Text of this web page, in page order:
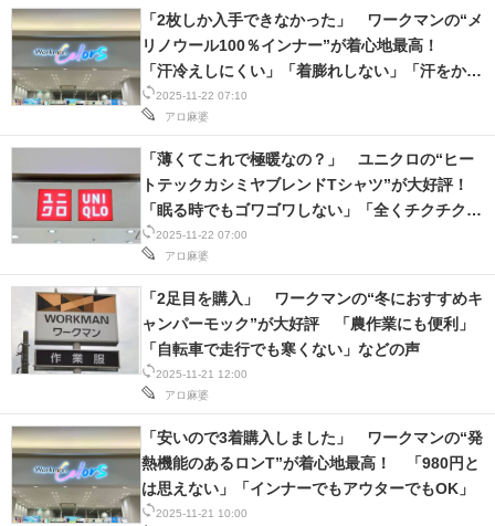
2025-11-22 07:10
アロ麻婆
「2枚しか入手できなかった」 ワークマンの“メ
リノウール100％インナー”が着心地最高！
「汗冷えしにくい」「着膨れしない」「汗をかい
てもすぐ乾くしサイコー」
2025-11-22 07:00
アロ麻婆
「薄くてこれで極暖なの？」 ユニクロの“ヒー
トテックカシミヤブレンドTシャツ”が大好評！
「眠る時でもゴワゴワしない」「全くチクチクせ
ず、伸びもよく、ストレスフリー！」などの声
2025-11-21 12:00
アロ麻婆
「2足目を購入」 ワークマンの“冬におすすめキ
ャンパーモック”が大好評 「農作業にも便利」
「自転車で走行でも寒くない」などの声
2025-11-21 10:00
「安いので3着購入しました」 ワークマンの“発
熱機能のあるロンT”が着心地最高！ 「980円と
は思えない」「インナーでもアウターでもOK」